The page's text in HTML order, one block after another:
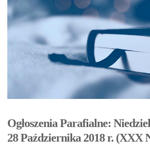
Ogłoszenia Parafialne:
28 Października 2018 r. (XXX